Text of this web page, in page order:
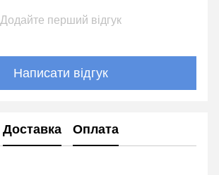
Додайте перший відгук
Написати відгук
Доставка Оплата